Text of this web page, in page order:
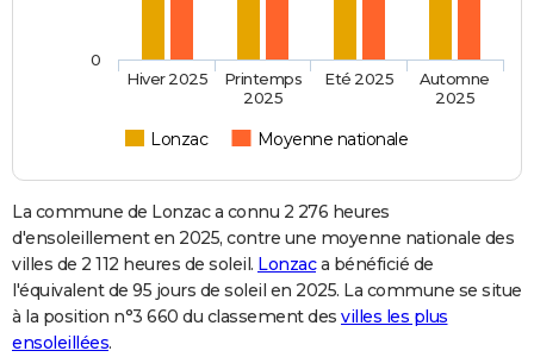
Lonzac Moyenne nationale
Hiver 2025
Printemps
2025
Eté 2025
Automne
2025
0
La commune de Lonzac a connu 2 276 heures
d'ensoleillement en 2025, contre une moyenne nationale des
villes de 2 112 heures de soleil. Lonzaca bénéficié de
l'équivalent de 95 jours de soleil en 2025. La commune se situe
à la position n°3 660 du classement des villes les plus
ensoleillées.